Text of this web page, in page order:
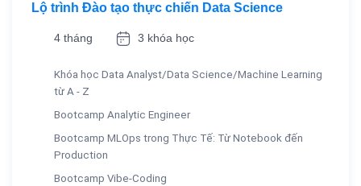
Lộ trình Đào tạo thực chiến Data Science
4 tháng 3 khóa học
Khóa học Data Analyst/Data Science/Machine Learning
từ A - Z
Bootcamp Analytic Engineer
Bootcamp MLOps trong Thực Tế: Từ Notebook đến
Production
Bootcamp Vibe-Coding